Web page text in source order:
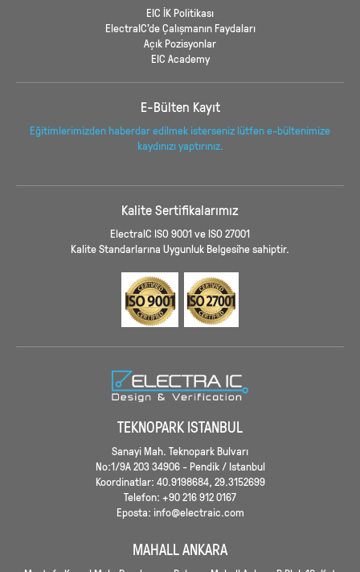
EIC İK Politikası
ElectraIC’de Çalışmanın Faydaları
Açık Pozisyonlar
EIC Academy
E-Bülten Kayıt
Eğitimlerimizden haberdar edilmek isterseniz lütfen e-bültenimize
kaydınızı yaptırınız.
Kalite Sertifikalarımız
ElectraIC ISO 9001 ve ISO 27001
Kalite Standarlarına Uygunluk Belgesi’ne sahiptir.
TEKNOPARK ISTANBUL
Sanayi Mah. Teknopark Bulvarı
No:1/9A 203 34906 - Pendik / Istanbul
Koordinatlar: 40.9198684, 29.3152699
Telefon: +90 216 912 0167
Eposta: info@electraic.com
MAHALL ANKARA